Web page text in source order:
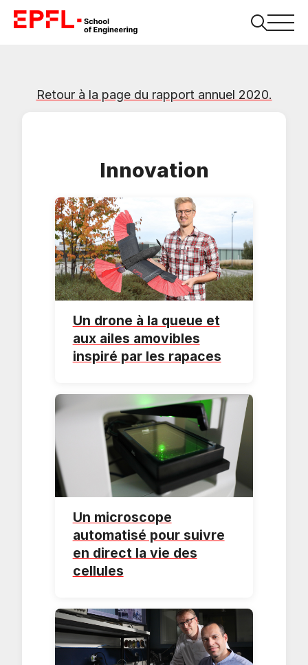
Retour à la page du rapport annuel 2020.
Innovation
Un drone à la queue et
aux ailes amovibles
inspiré par les rapaces
Un microscope
automatisé pour suivre
en direct la vie des
cellules